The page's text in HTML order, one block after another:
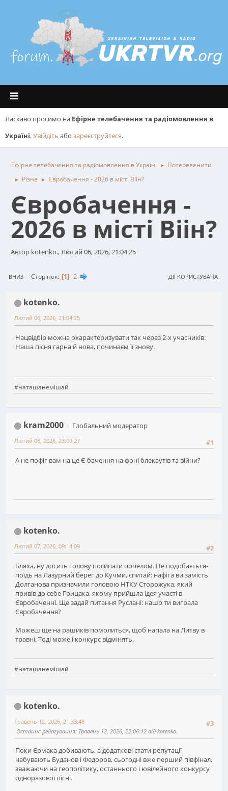
Ласкаво просимо на Ефірне телебачення та радіомовлення в
Україні.Увійдіть або зареєструйтеся.
Ефірне телебачення та радіомовлення в Україні ► Потеревенити
► Різне ► Євробачення - 2026 в місті Віін?
Євробачення -
2026 в місті Віін?
Автор kotenko., Лютий 06, 2026, 21:04:25
ВНИЗ Сторінок 1 2 ДІЇ КОРИСТУВАЧА
kotenko.
Лютий 06, 2026, 21:04:25
Нацвідбір можна охарактеризувати так через 2-х учасників:
Наша пісня гарна й нова, починаєм її знову.
#наташанемішай
kram2000
Глобальний модератор
#1
Лютий 06, 2026, 23:09:27
А не пофіг вам на це Є-бачення на фоні блекаутів та війни?
kotenko.
#2
Лютий 07, 2026, 09:14:09
Бляха, ну досить голову посипати попелом. Не подобається-
поїдь на Лазурний берег до Кучми, спитай: нафіга ви замість
Долганова призначили головою НТКУ Сторожука, який
привів до себе Грицака, якому прийшла ідея участі в
Євробаченні. Ще задай питання Руслані: нашо ти виграла
Євробачення?
Можеш ще на рашиків помолиться, щоб напала на Литву в
травні. Тоді може і конкурс відмінять.
#наташанемішай
kotenko.
#3
Травень 12, 2026, 21:33:48
Останнє редагування: Травень 12, 2026, 22:06:12 від kotenko.
Поки Єрмака добивають, а додаткові стати репутації
набувають Буданов і Федоров, сьогодні вже перший півфінал,
зважаючи на геополітику, останнього і ювілейного конкурсу
одноразової пісні.